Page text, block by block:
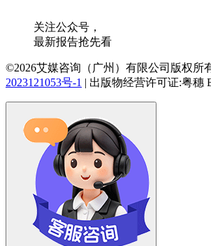
关注公众号，
最新报告抢先看
©2026艾媒咨询（广州）有限公司版权所
2023121053号-1 | 出版物经营许可证:粤穗